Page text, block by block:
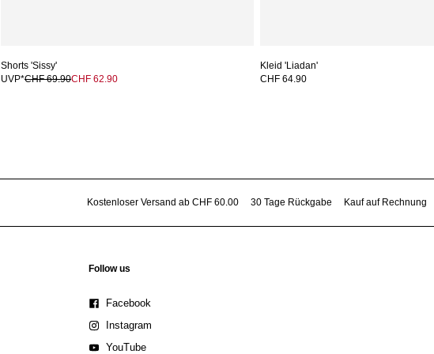
Shorts 'Sissy'
UVP*CHF 69.90CHF 62.90
Kleid 'Liadan'
CHF 64.90
Kostenloser Versand ab CHF 60.00 30 Tage Rückgabe Kauf auf Rechnung
Follow us
Facebook
Instagram
YouTube